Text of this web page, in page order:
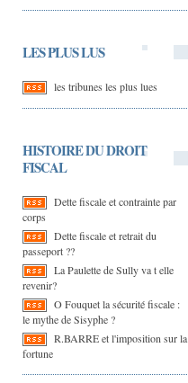
LES PLUS LUS
les tribunes les plus lues
HISTOIRE DU DROIT
FISCAL
Dette fiscale et contrainte par
corps
Dette fiscale et retrait du
passeport ??
La Paulette de Sully va t elle
revenir?
O Fouquet la sécurité fiscale :
le mythe de Sisyphe ?
R.BARRE et l'imposition sur la
fortune